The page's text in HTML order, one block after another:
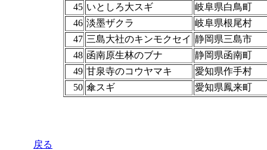
45 いとしろ大スギ
岐阜県白鳥町
46 淡墨ザクラ
岐阜県根尾村
47 三島大社のキンモクセイ 静岡県三島市
48 函南原生林のブナ
静岡県函南町
49 甘泉寺のコウヤマキ
愛知県作手村
50 傘スギ 愛知県鳳来町
戻る